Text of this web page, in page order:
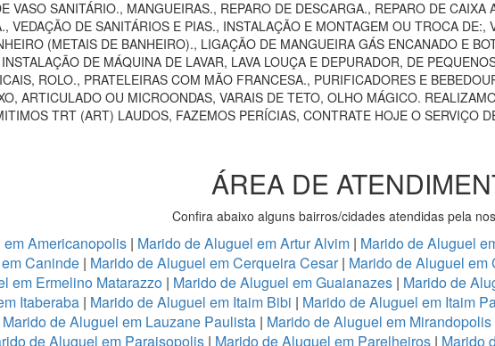
VASO SANITÁRIO., MANGUEIRAS., REPARO DE DESCARGA., REPARO DE
VEDAÇÃO DE SANITÁRIOS E PIAS., INSTALAÇÃO E MONTAGEM OU TROCA
(METAIS DE BANHEIRO)., LIGAÇÃO DE MANGUEIRA GÁS ENCANADO E
DE MÁQUINA DE LAVAR, LAVA LOUÇA E DEPURADOR, DE
ROLO., PRATELEIRAS COM MÃO FRANCESA., PURIFICADORES E
ARTICULADO OU MICROONDAS, VARAIS DE TETO, OLHO MÁGICO.
TRT (ART) LAUDOS, FAZEMOS PERÍCIAS, CONTRATE HOJE O SERVIÇO
ÁREA DE
Confira abaixo alguns bairros/cidades atendidas pela
Americanopolis | Marido de Aluguel em Artur Alvim | Marido de Aluguel
Caninde| Marido de Aluguel em Cerqueira Cesar| Marido de Aluguel em
em Ermelino Matarazzo | Marido de Aluguel em Guaianazes| Marido de
Itaberaba| Marido de Aluguel em Itaim Bibi | Marido de Aluguel em Itaim
Marido de Aluguel em Lauzane Paulista | Marido de Aluguel em Mirandopolis
de Aluguel em Paraisopolis| Marido de Aluguel em Parelheiros| Marido